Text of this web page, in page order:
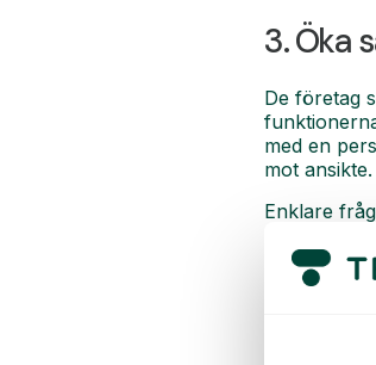
3. Öka
De företag
med en
mot ansikte.
Enklare
4.
Hur